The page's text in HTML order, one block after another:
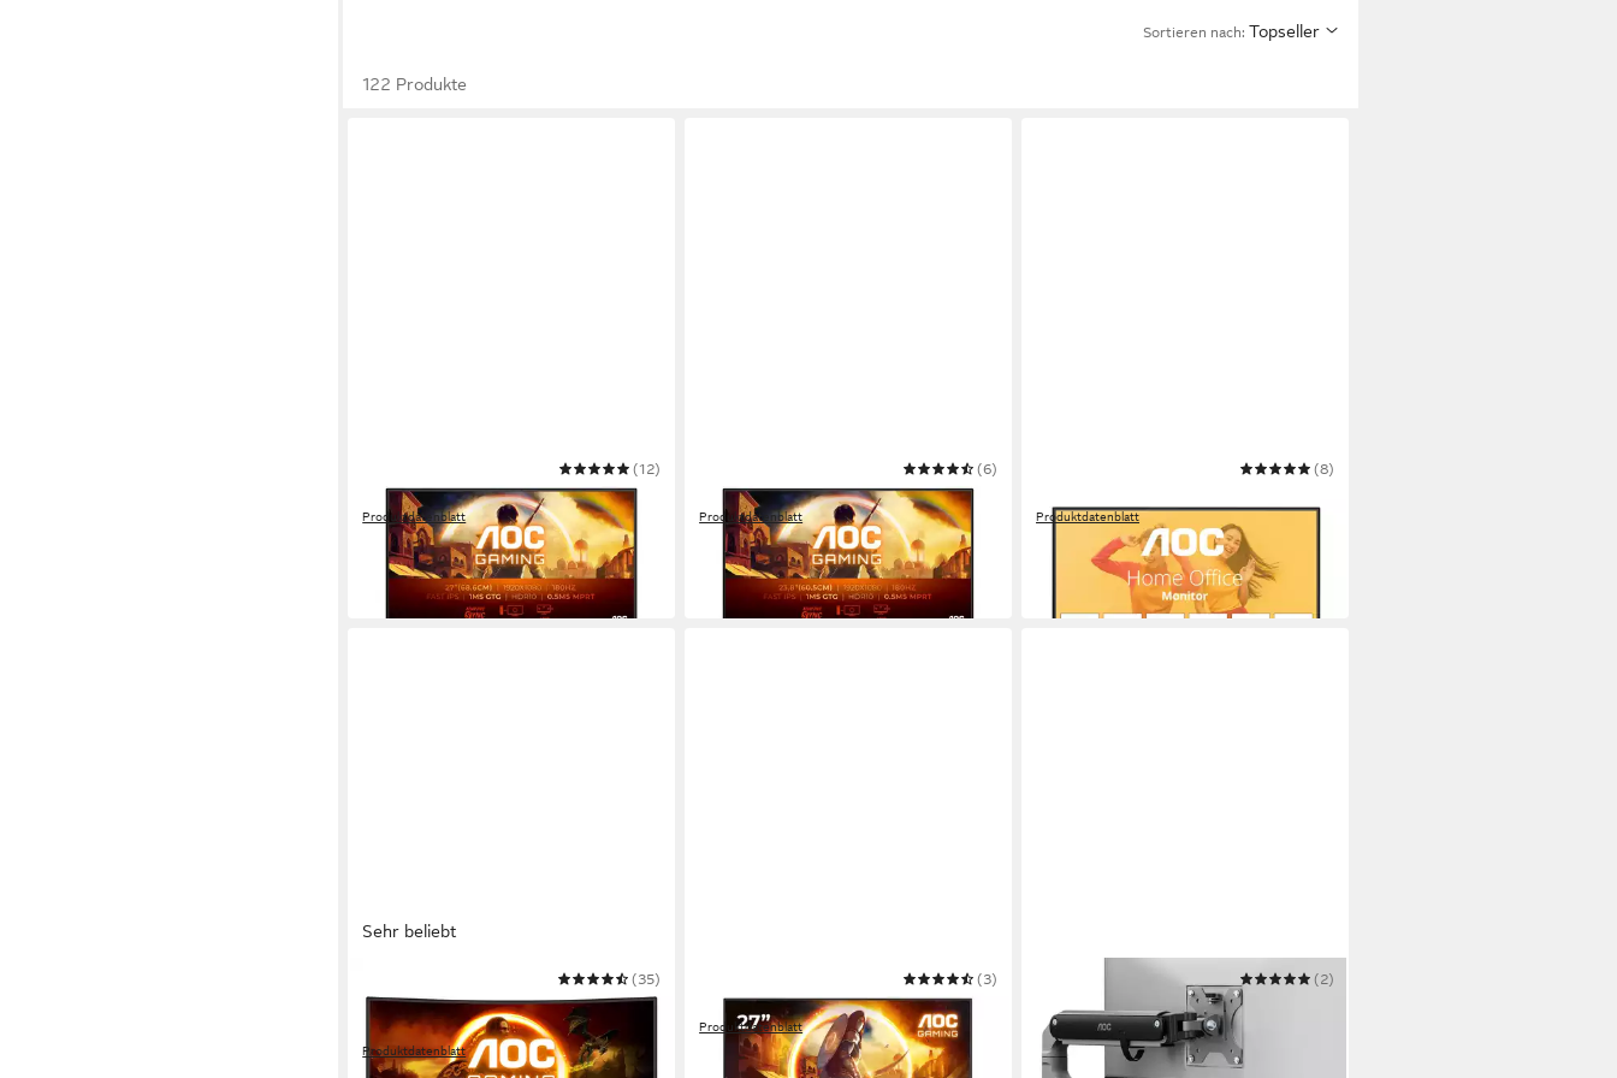
Sortieren nach: Topseller
122 Produkte
27G42E Gaming-Monitor
(12)
Produktdatenblatt
ab 98,13 € UVP169,00 €
-42%
in 2-3 Werktagen bei dir
24G42E Gaming-Monitor
(6)
Produktdatenblatt
ab 88,79 € UVP149,00 €
-40%
in 3-4 Werktagen bei dir
(8)
Produktdatenblatt
ab 120,56 € UVP149,00 €
am nächsten Werktag bei dir
Sehr beliebt
C27G2Z3/BK Curved-Gaming-
Monitor
(35)
Produktdatenblatt
ab 185,99 € UVP229,00 €
27G4HRE Gaming-Monitor
(3)
Produktdatenblatt
ab 116,83 € UVP159,00 €
Monitor-Halterung 17-32 Zoll, bis 9
kg, VESA 75x75-100x100,AM200
(2)
42,99 € UVP109,00 €